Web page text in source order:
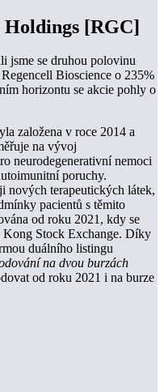
Holdings [RGC]
jsme se druhou polovinu
Bioscience o 235%
horizontu se akcie pohly o
založena v roce 2014 a
na vývoj
neurodegenerativní nemoci
poruchy.
nových terapeutických látek,
pacientů s těmito
od roku 2021, kdy se
Kong Stock Exchange. Díky
duálního listingu
na dvou burzách
od roku 2021 i na burze